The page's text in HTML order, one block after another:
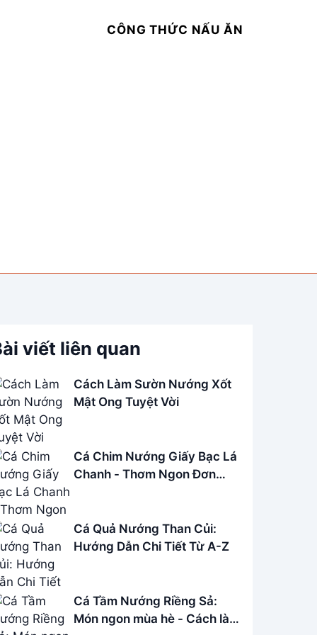
CÔNG THỨC NẤU ĂN
viết liên quan
Cách Làm Sườn Nướng Xốt
Mật Ong Tuyệt Vời
Cá Chim Nướng Giấy Bạc Lá
Chanh - Thơm Ngon Đơn
Cá Quả Nướng Than Củi:
Hướng Dẫn Chi Tiết Từ A-Z
Cá Tầm Nướng Riềng Sả:
Món ngon mùa hè - Cách làm